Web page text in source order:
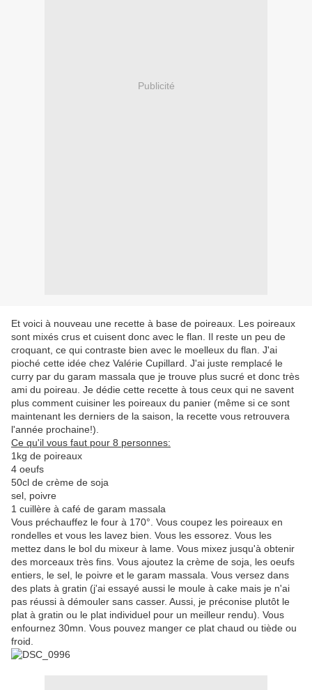
Publicité
Et voici à nouveau une recette à base de poireaux. Les poireaux
sont mixés crus et cuisent donc avec le flan. Il reste un peu de
croquant, ce qui contraste bien avec le moelleux du flan. J'ai
pioché cette idée chez Valérie Cupillard. J'ai juste remplacé le
curry par du garam massala que je trouve plus sucré et donc très
ami du poireau. Je dédie cette recette à tous ceux qui ne savent
plus comment cuisiner les poireaux du panier (même si ce sont
maintenant les derniers de la saison, la recette vous retrouvera
l'année prochaine!).
Ce qu'il vous faut pour 8 personnes:
1kg de poireaux
4 oeufs
50cl de crème de soja
sel, poivre
1 cuillère à café de garam massala
Vous préchauffez le four à 170°. Vous coupez les poireaux en
rondelles et vous les lavez bien. Vous les essorez. Vous les
mettez dans le bol du mixeur à lame. Vous mixez jusqu'à obtenir
des morceaux très fins. Vous ajoutez la crème de soja, les oeufs
entiers, le sel, le poivre et le garam massala. Vous versez dans
des plats à gratin (j'ai essayé aussi le moule à cake mais je n'ai
pas réussi à démouler sans casser. Aussi, je préconise plutôt le
plat à gratin ou le plat individuel pour un meilleur rendu). Vous
enfournez 30mn. Vous pouvez manger ce plat chaud ou tiède ou
froid.